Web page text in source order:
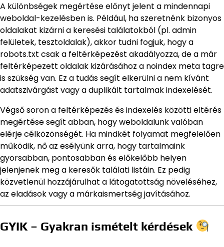
A különbségek megértése előnyt jelent a mindennapi
weboldal-kezelésben is. Például, ha szeretnénk bizonyos
oldalakat kizárni a keresési találatokból (pl. admin
felületek, tesztoldalak), akkor tudni fogjuk, hogy a
robots.txt csak a feltérképezést akadályozza, de a már
feltérképezett oldalak kizárásához a noindex meta tagre
is szükség van. Ez a tudás segít elkerülni a nem kívánt
adatszivárgást vagy a duplikált tartalmak indexelését.
Végső soron a feltérképezés és indexelés közötti eltérés
megértése segít abban, hogy weboldalunk valóban
elérje célközönségét. Ha mindkét folyamat megfelelően
működik, nő az esélyünk arra, hogy tartalmaink
gyorsabban, pontosabban és előkelőbb helyen
jelenjenek meg a keresők találati listáin. Ez pedig
közvetlenül hozzájárulhat a látogatottság növeléséhez,
az eladások vagy a márkaismertség javításához.
GYIK – Gyakran ismételt kérdések